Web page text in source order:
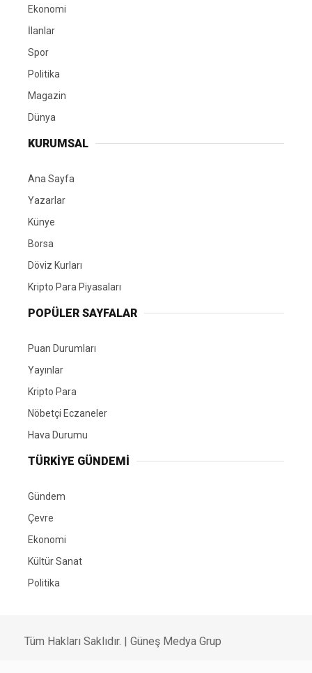
Ekonomi
İlanlar
Spor
Politika
Magazin
Dünya
KURUMSAL
Ana Sayfa
Yazarlar
Künye
Borsa
Döviz Kurları
Kripto Para Piyasaları
POPÜLER SAYFALAR
Puan Durumları
Yayınlar
Kripto Para
Nöbetçi Eczaneler
Hava Durumu
TÜRKIYE GÜNDEMI
Gündem
Çevre
Ekonomi
Kültür Sanat
Politika
Tüm Hakları Saklıdır. | Güneş Medya Grup